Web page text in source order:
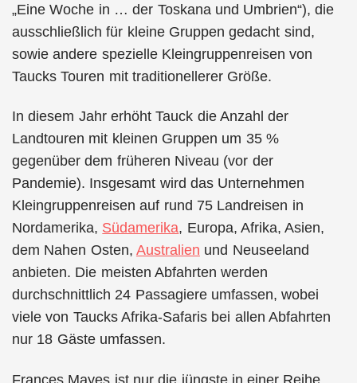
„Eine Woche in … der Toskana und Umbrien“), die
ausschließlich für kleine Gruppen gedacht sind,
sowie andere spezielle Kleingruppenreisen von
Taucks Touren mit traditionellerer Größe.
In diesem Jahr erhöht Tauck die Anzahl der
Landtouren mit kleinen Gruppen um 35 %
gegenüber dem früheren Niveau (vor der
Pandemie). Insgesamt wird das Unternehmen
Kleingruppenreisen auf rund 75 Landreisen in
Nordamerika, Südamerika, Europa, Afrika, Asien,
dem Nahen Osten, Australien und Neuseeland
anbieten. Die meisten Abfahrten werden
durchschnittlich 24 Passagiere umfassen, wobei
viele von Taucks Afrika-Safaris bei allen Abfahrten
nur 18 Gäste umfassen.
Frances Mayes ist nur die jüngste in einer Reihe